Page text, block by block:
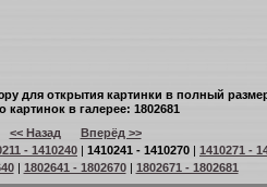
для открытия картинки в полный
картинок в галерее: 1802681
<< Назад
Вперёд >>
- 1410240 | 1410241 - 1410270 | 1410271 -
| 1802641 - 1802670| 1802671 - 1802681